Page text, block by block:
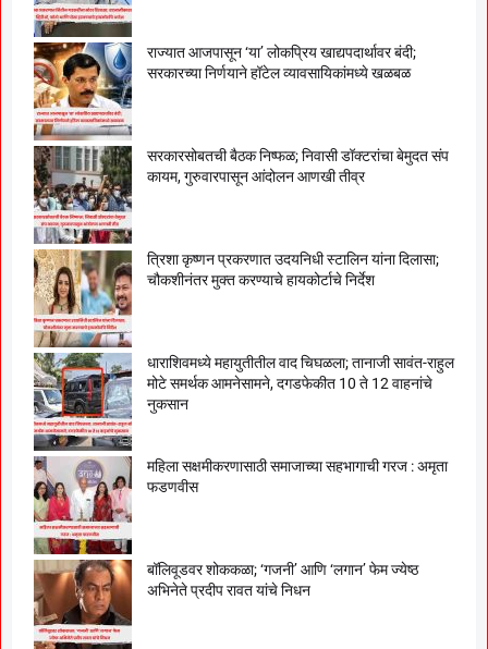
राज्यात आजपासून ‘या’ लोकप्रिय खाद्यपदार्थावर बंदी;
सरकारच्या निर्णयाने हॉटेल व्यावसायिकांमध्ये खळबळ
सरकारसोबतची बैठक निष्फळ; निवासी डॉक्टरांचा बेमुदत संप
कायम, गुरुवारपासून आंदोलन आणखी तीव्र
त्रिशा कृष्णन प्रकरणात उदयनिधी स्टालिन यांना दिलासा;
चौकशीनंतर मुक्त करण्याचे हायकोर्टाचे निर्देश
धाराशिवमध्ये महायुतीतील वाद चिघळला; तानाजी सावंत-राहुल
मोटे समर्थक आमनेसामने, दगडफेकीत 10 ते 12 वाहनांचे
नुकसान
महिला सक्षमीकरणासाठी समाजाच्या सहभागाची गरज : अमृता
फडणवीस
बॉलिवूडवर शोककळा; ‘गजनी’ आणि ‘लगान’ फेम ज्येष्ठ
अभिनेते प्रदीप रावत यांचे निधन